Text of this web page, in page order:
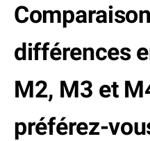
Produits
BuhoCleaner
BuhoRepair
BuhoNTFS
Boutique
Blog
différences
M2, M3 et
préférez-